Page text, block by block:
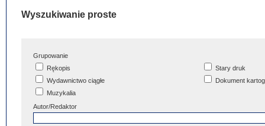
Wyszukiwanie proste
Grupowanie
Rękopis
Stary druk
Wydawnictwo ciągłe
Dokument
Muzykalia
Autor/Redaktor